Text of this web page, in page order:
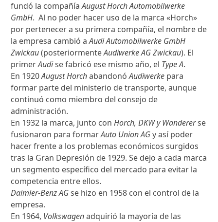
fundó la compañíaAugust Horch Automobilwerke
GmbH. Al no poder hacer uso de la marca «Horch»
por pertenecer a su primera compañía, el nombre de
la empresa cambió aAudi Automobilwerke GmbH
Zwickau(posteriormenteAudiwerke AG Zwickau). El
primerAudise fabricó ese mismo año, el Type A.
En 1920August HorchabandonóAudiwerke para
formar parte del ministerio de transporte, aunque
continuó como miembro del consejo de
administración.
En 1932 la marca, junto conHorch, DKW y Wandererse
fusionaron para formarAuto Union AGy así poder
hacer frente a los problemas económicos surgidos
tras la Gran Depresión de 1929. Se dejo a cada marca
un segmento específico del mercado para evitar la
competencia entre ellos.
Daimler-Benz AGse hizo en 1958 con el control de la
empresa.
En 1964, Volkswagenadquirió la mayoría de las